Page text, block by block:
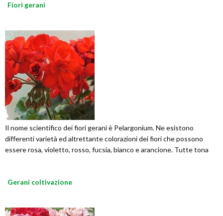
Fiori gerani
Il nome scientifico dei fiori gerani è Pelargonium. Ne esistono
differenti varietà ed altrettante colorazioni dei fiori che possono
essere rosa, violetto, rosso, fucsia, bianco e arancione. Tutte tona
Gerani coltivazione